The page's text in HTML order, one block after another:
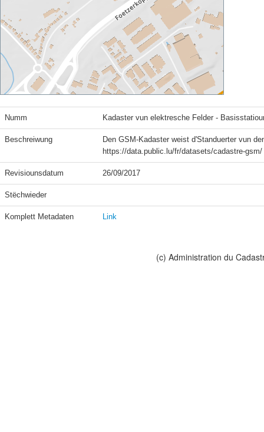
Numm Kadaster vun elektresche Felder -
Beschreiwung
Den GSM-Kadaster weist d'Standuerter vun
https://data.public.lu/fr/datasets/cadastre-gsm/
Revisiounsdatum 26/09/2017
Stëchwieder
Komplett Metadaten Link
(c) Administration du